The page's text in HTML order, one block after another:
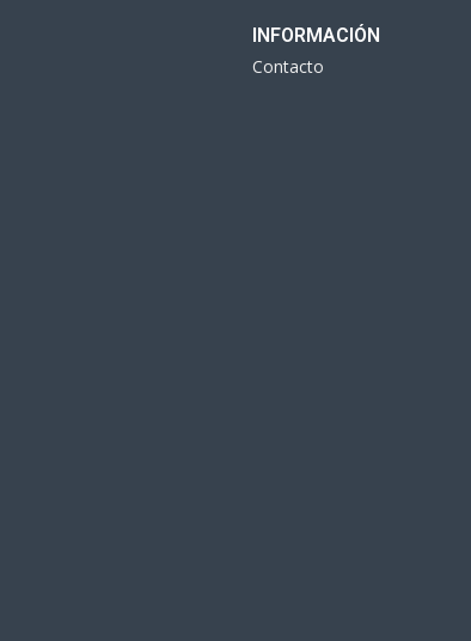
INFORMACIÓN
Contacto